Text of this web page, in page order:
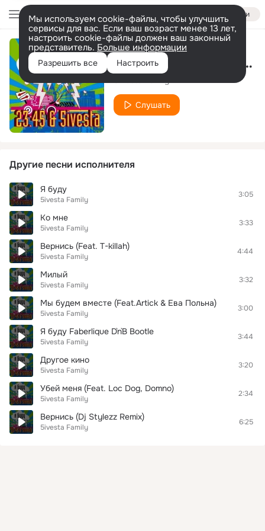
Войти
Мы используем cookie-файлы, чтобы улучшить
сервисы для вас. Если ваш возраст менее 13 лет,
настроить cookie-файлы должен ваш законный
представитель. Больше информации
Разрешить все Настроить Вернись (Radio Edit) (Feat. T-killah)
Слушать
Другие песни исполнителя
Я буду
5ivesta Family
3:05
Ко мне
5ivesta Family
3:33
Вернись (Feat. T-killah)
5ivesta Family
4:44
Милый
5ivesta Family
3:32
Мы будем вместе (Feat.Artiсk & Ева Польна)
5ivesta Family
3:00
Я буду Faberlique D`n`B Bootle
5ivesta Family
3:44
Другое кино
5ivesta Family
3:20
Убей меня (Feat. Loc Dog, Domno)
5ivesta Family
2:34
Вернись (Dj Stylezz Remix)
5ivesta Family
6:25